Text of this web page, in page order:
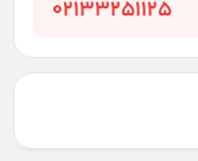
02133251125